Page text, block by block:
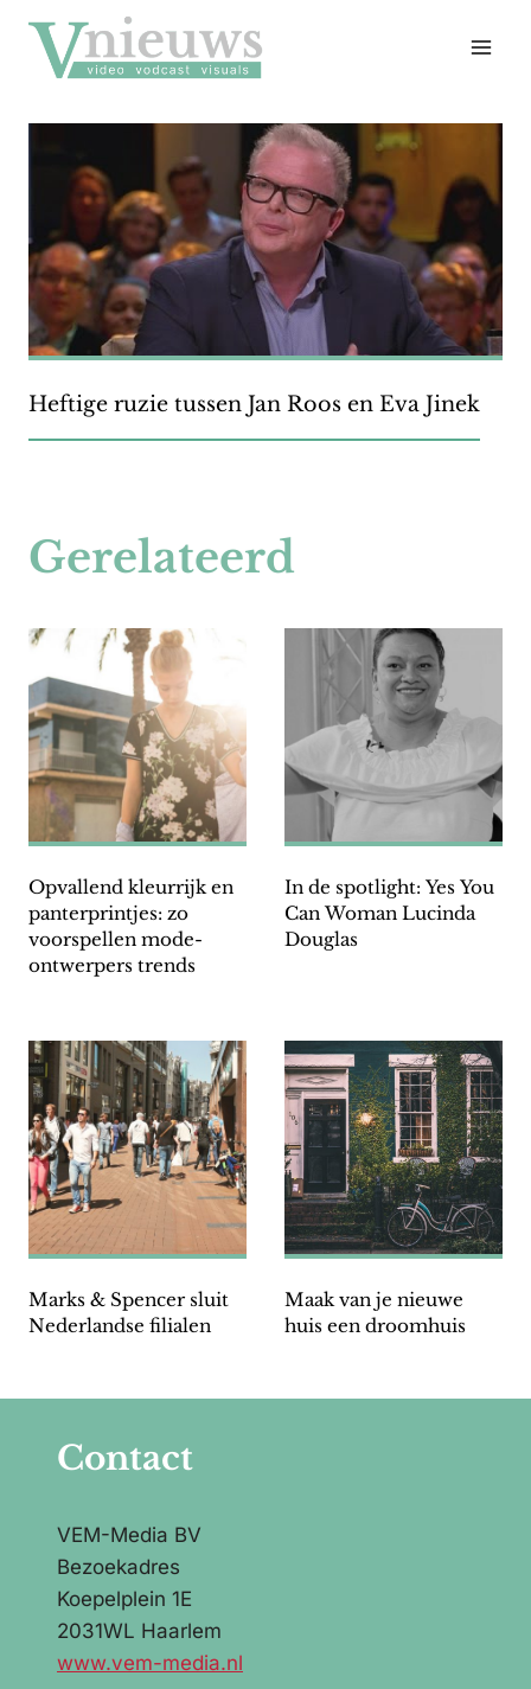
naar
inhoud
Heftige ruzie tussen Jan Roos en Eva Jinek
Gerelateerd
Opvallend kleurrijk en
panterprintjes: zo
voorspellen mode-
ontwerpers trends
In de spotlight: Yes You
Can Woman Lucinda
Douglas
Marks & Spencer sluit
Nederlandse filialen
Maak van je nieuwe
huis een droomhuis
Contact
VEM-Media BV
Bezoekadres
Koepelplein 1E
2031WL Haarlem
www.vem-media.nl